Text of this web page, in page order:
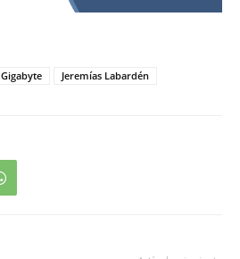
Gigabyte Jeremías Labardén